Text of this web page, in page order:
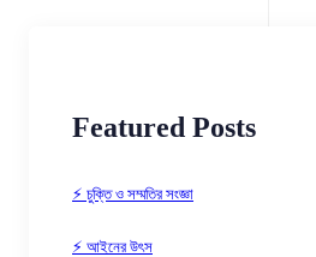
Featured Posts
⚡ চুক্তি ও সম্মতির সংজ্ঞা
⚡ আইনের উৎস